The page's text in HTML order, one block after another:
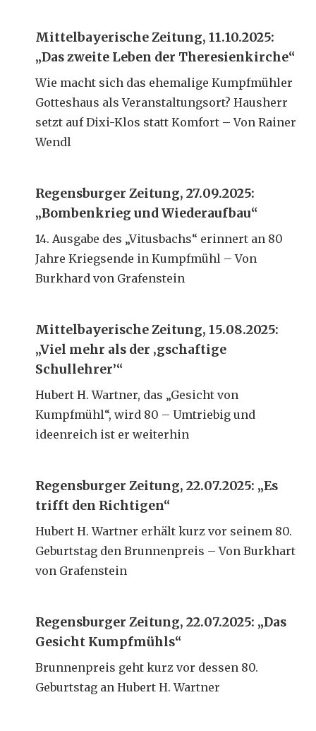
Mittelbayerische Zeitung, 11.10.2025:
„Das zweite Leben der Theresienkirche“
Wie macht sich das ehemalige Kumpfmühler
Gotteshaus als Veranstaltungsort? Hausherr
setzt auf Dixi-Klos statt Komfort – Von Rainer
Wendl
Regensburger Zeitung, 27.09.2025:
„Bombenkrieg und Wiederaufbau“
14. Ausgabe des „Vitusbachs“ erinnert an 80
Jahre Kriegsende in Kumpfmühl – Von
Burkhard von Grafenstein
Mittelbayerische Zeitung, 15.08.2025:
„Viel mehr als der ‚gschaftige
Schullehrer’“
Hubert H. Wartner, das „Gesicht von
Kumpfmühl“, wird 80 – Umtriebig und
ideenreich ist er weiterhin
Regensburger Zeitung, 22.07.2025: „Es
trifft den Richtigen“
Hubert H. Wartner erhält kurz vor seinem 80.
Geburtstag den Brunnenpreis – Von Burkhart
von Grafenstein
Regensburger Zeitung, 22.07.2025: „Das
Gesicht Kumpfmühls“
Brunnenpreis geht kurz vor dessen 80.
Geburtstag an Hubert H. Wartner